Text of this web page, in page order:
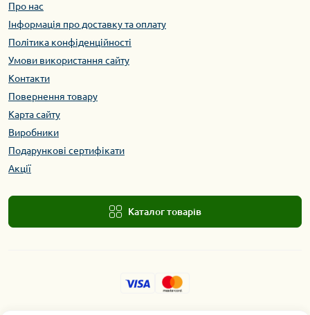
Про нас
Інформація про доставку та оплату
Політика конфіденційності
Умови використання сайту
Контакти
Повернення товару
Карта сайту
Виробники
Подарункові сертифікати
Акції
Каталог товарів